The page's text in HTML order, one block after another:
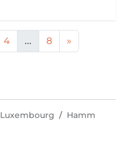
4 ... 8 »
Luxembourg Hamm